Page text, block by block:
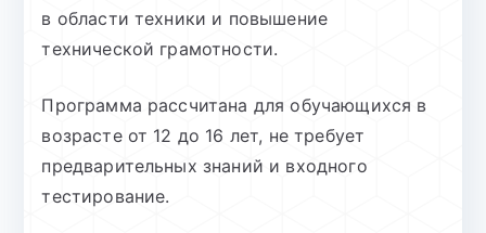
в области техники и повышение
технической грамотности.
Программа рассчитана для обучающихся в
возрасте от 12 до 16 лет, не требует
предварительных знаний и входного
тестирование.